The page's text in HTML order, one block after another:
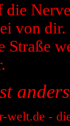
die
von dir.
Straße
welt.de -